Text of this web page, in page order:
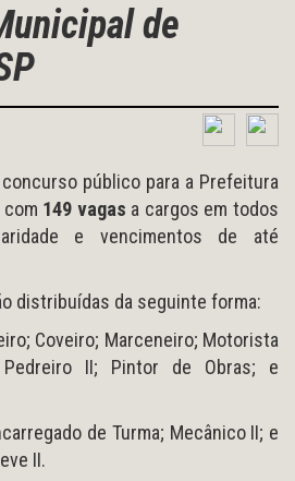
de
público para a Prefeitura
149 vagas a cargos em todos
e vencimentos de até
distribuídas da seguinte forma:
Coveiro; Marceneiro; Motorista
II; Pintor de Obras; e
de Turma; Mecânico II; e
II.